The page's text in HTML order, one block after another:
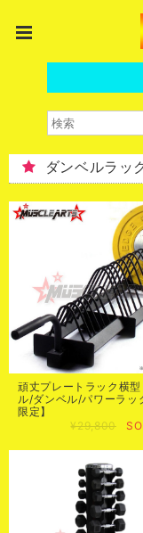
ダンベルラッ
頑丈プレートラック横
ル/ダンベル/パワーラッ
限定】
¥29,800